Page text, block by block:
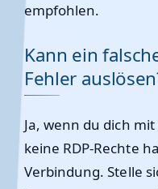
empfohlen.
Kann ein
Fehler
Ja, wenn du dich
keine RDP-Rechte
Verbindung. Stelle